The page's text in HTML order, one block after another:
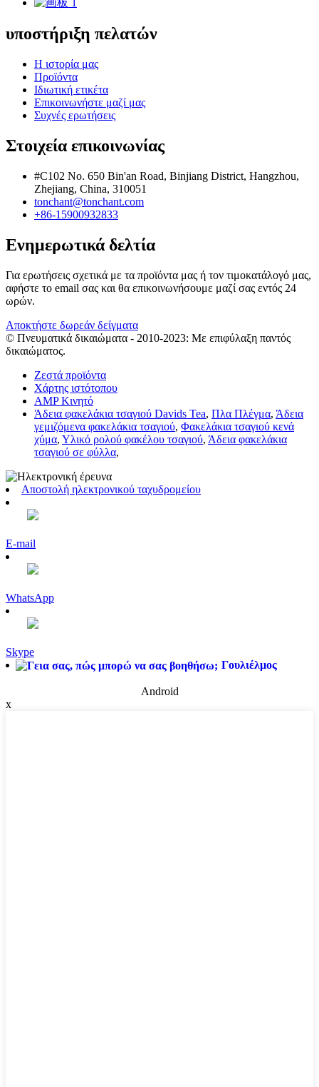
υποστήριξη πελατών
Η ιστορία μας
Προϊόντα
Ιδιωτική ετικέτα
Επικοινωνήστε μαζί μας
Συχνές ερωτήσεις
Στοιχεία επικοινωνίας
#C102 No. 650 Bin'an Road, Binjiang District, Hangzhou,
Zhejiang, China, 310051
tonchant@tonchant.com
+86-15900932833
Ενημερωτικά δελτία
Για ερωτήσεις σχετικά με τα προϊόντα μας ή τον τιμοκατάλογό μας,
αφήστε το email σας και θα επικοινωνήσουμε μαζί σας εντός 24
ωρών.
Αποκτήστε δωρεάν δείγματα
© Πνευματικά δικαιώματα - 2010-2023: Με επιφύλαξη παντός
δικαιώματος.
Ζεστά προϊόντα
Χάρτης ιστότοπου
AMP Κινητό
Άδεια φακελάκια τσαγιού Davids Tea, Πλα Πλέγμα, Άδεια
γεμιζόμενα φακελάκια τσαγιού, Φακελάκια τσαγιού κενά
χύμα, Υλικό ρολού φακέλου τσαγιού, Άδεια φακελάκια
τσαγιού σε φύλλα,
Αποστολή ηλεκτρονικού ταχυδρομείου
E-mail
WhatsApp
Skype
Γουλιέλμος
Android
x